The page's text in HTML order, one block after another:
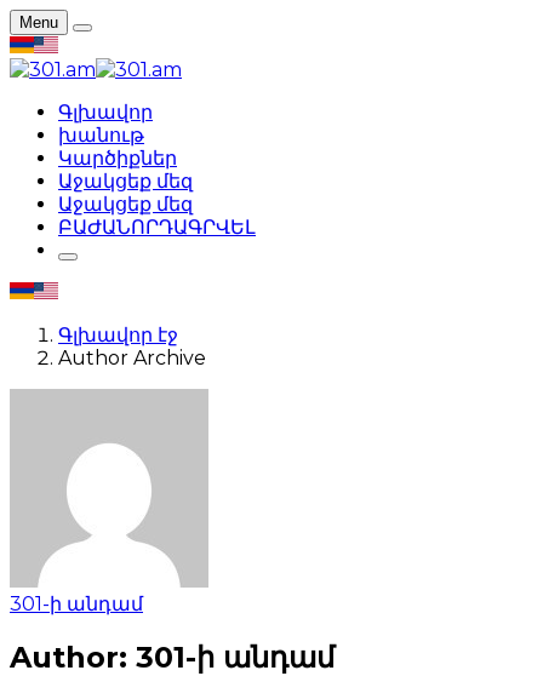
Menu
Գլխավոր
խանութ
Կարծիքներ
Աջակցեք մեզ
Աջակցեք մեզ
ԲԱԺԱՆՈՐԴԱԳՐՎԵԼ
Գլխավոր էջ
Author Archive
301-ի անդամ
Author: 301-ի անդամ